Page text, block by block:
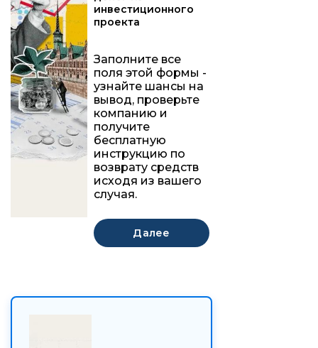
инвестиционного
проекта
Заполните все
поля этой формы -
узнайте шансы на
вывод, проверьте
компанию и
получите
бесплатную
инструкцию по
возврату средств
исходя из вашего
случая.